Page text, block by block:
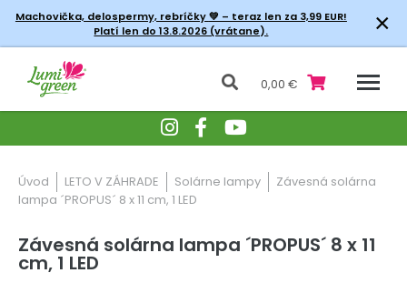
Machovička, delospermy, rebríčky💚 – teraz len za 3,99 EUR!
Platí len do 13.8.2026 (vrátane).
×
0,00 €
Úvod LETO V ZÁHRADE Solárne lampy
Závesná solárna
lampa ´PROPUS´ 8 x 11 cm, 1 LED
Závesná solárna lampa ´PROPUS´ 8 x 11
cm, 1 LED